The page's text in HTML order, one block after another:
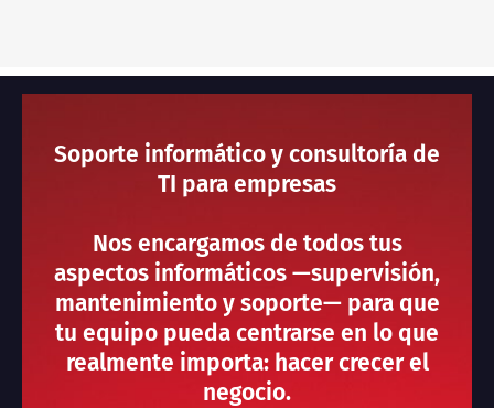
Soporte informático y consultoría de
TI para empresas
Nos encargamos de todos tus
aspectos informáticos —supervisión,
mantenimiento y soporte— para que
tu equipo pueda centrarse en lo que
realmente importa: hacer crecer el
negocio.